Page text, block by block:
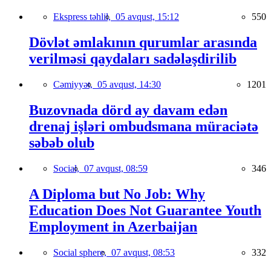
Ekspress təhlil, 05 avqust, 15:12 550
Dövlət əmlakının qurumlar arasında
verilməsi qaydaları sadələşdirilib
Cəmiyyət, 05 avqust, 14:30 1201
Buzovnada dörd ay davam edən
drenaj işləri ombudsmana müraciətə
səbəb olub
Social, 07 avqust, 08:59 346
A Diploma but No Job: Why
Education Does Not Guarantee Youth
Employment in Azerbaijan
Social sphere, 07 avqust, 08:53 332